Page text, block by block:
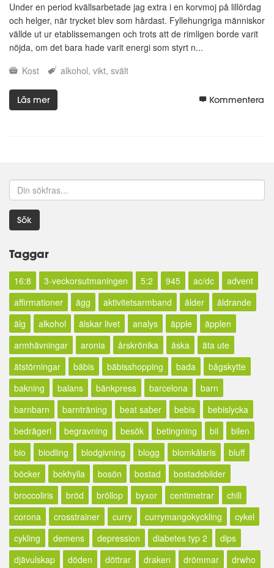
Under en period kvällsarbetade jag extra i en korvmoj på lillördag
och helger, när trycket blev som hårdast. Fyllehungriga människor
vällde ut ur etablissemangen och trots att de rimligen borde varit
nöjda, om det bara hade varit energi som styrt n...
Kost
alkohol vikt svält
Läs mer Kommentera
Sök
Taggar
16:8 3-veckorsutmaningen 5:2 945 ac/dc
advent
affirmationer
ägg aktivitetsarmband ålder
åldrande
älg
alkohol älskar livet analys äpple
äpplen
armhävningar
aronia årskrönika åska
äta ute
ätstörningar
bäbis bäbisshopping bada
bågskytte
bakning
balans bänkpress barcelona
barn
barnbarn
barnträning beat saber bebis
bebislycka
bedrägeri
begravning besök betingning bil
bilen
bio
biodling blodgivning blogg blomkålsris
bluff
böcker
bokhylla bosön bostad
bostadsbilder
broccoliris
bröd bröllop byxor centimetrar
chili
corona
crosstrainer curry currymangokyckling
cykel
cykling
demens depression diabetes typ 2
dips
djävulskap
döden döttrar draken drömmar
drwho